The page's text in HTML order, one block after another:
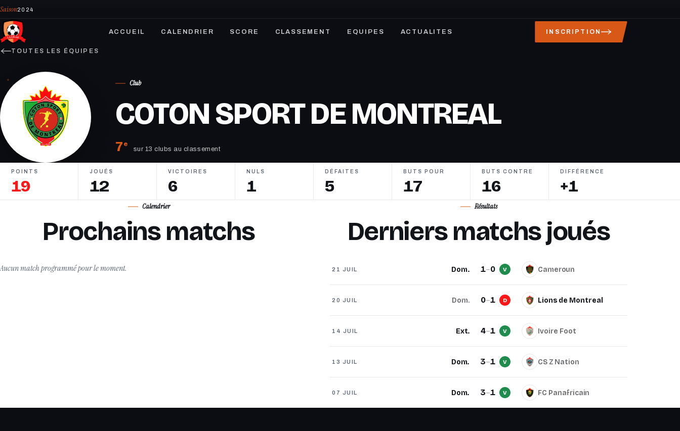
Saison2024
ACCUEIL CALENDRIER SCORE CLASSEMENT EQUIPES ACTUALITES INSCRIPTION
TOUTES LES ÉQUIPES
Club
COTON SPORT DE MONTREAL
7e
sur 13 clubs au classement
POINTS
19
JOUÉS
12
VICTOIRES
6
NULS
1
DÉFAITES
5
BUTS POUR
17
BUTS CONTRE
16
DIFFÉRENCE
+1
Calendrier
Prochains matchs
Aucun match programmé pour le moment.
Résultats
Derniers matchs joués
21 JUIL Dom. 1–0 V Cameroun
20 JUIL Dom. 0–1 D Lions de Montreal
14 JUIL Ext. 4–1 V Ivoire Foot
13 JUIL Dom. 3–1 V CS Z Nation
07 JUIL Dom. 3–1 V FC Panafricain